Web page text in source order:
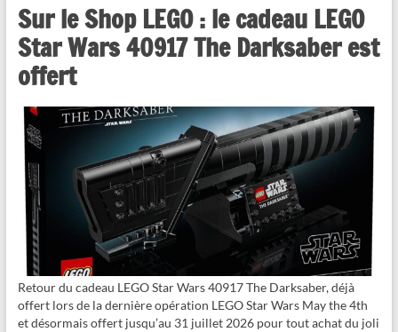
Sur le Shop LEGO : le cadeau LEGO
Star Wars 40917 The Darksaber est
offert
Retour du cadeau LEGO Star Wars 40917 The Darksaber, déjà
offert lors de la dernière opération LEGO Star Wars May the 4th
et désormais offert jusqu’au 31 juillet 2026 pour tout achat du joli